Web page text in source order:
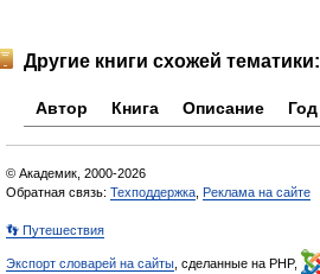
Другие книги схожей тематики:
Автор Книга Описание Год
© Академик, 2000-2026
Обратная связь: Техподдержка Реклама на сайте
👣 Путешествия
Экспорт словарей на сайты , сделанные на PHP,